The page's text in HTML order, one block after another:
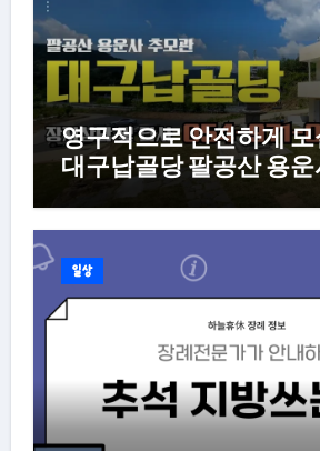
영구적으로 안전하게 모
대구납골당 팔공산 용
일상